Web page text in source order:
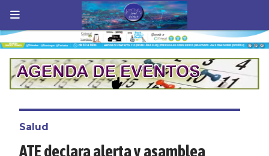
ATE declara alerta y asamblea
Salud